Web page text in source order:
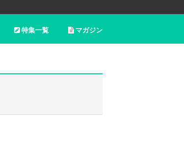
マガジン
特集一覧